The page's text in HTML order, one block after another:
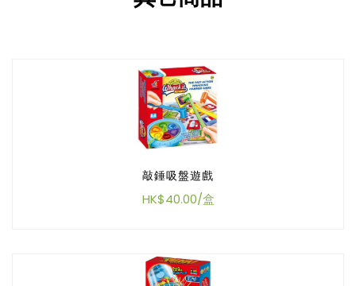
敲錘吸盤遊戲
HK$40.00/盒